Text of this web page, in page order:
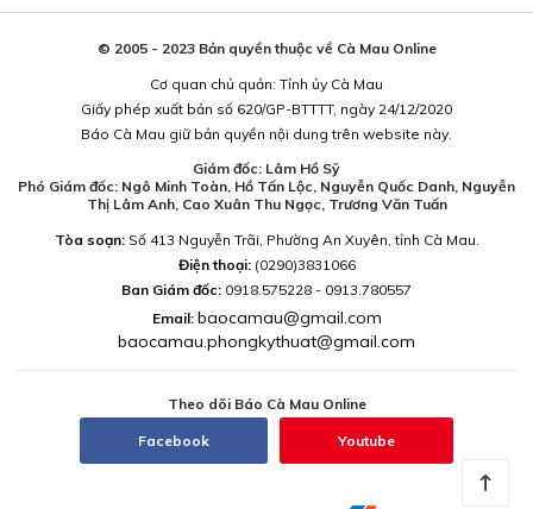
© 2005 - 2023 Bản quyền thuộc về Cà Mau Online
Cơ quan chủ quản: Tỉnh ủy Cà Mau
Giấy phép xuất bản số 620/GP-BTTTT, ngày 24/12/2020
Báo Cà Mau giữ bản quyền nội dung trên website này.
Giám đốc: Lâm Hồ Sỹ
Phó Giám đốc: Ngô Minh Toàn, Hồ Tấn Lộc, Nguyễn Quốc Danh, Nguyễn
Thị Lâm Anh, Cao Xuân Thu Ngọc, Trương Văn Tuấn
Tòa soạn:Số 413 Nguyễn Trãi, Phường An Xuyên, tỉnh Cà Mau.
Điện thoại: (0290)3831066
Ban Giám đốc: 0918.575228 - 0913.780557
Email: baocamau@gmail.com
baocamau.phongkythuat@gmail.com
Theo dõi Báo Cà Mau Online
Facebook Youtube